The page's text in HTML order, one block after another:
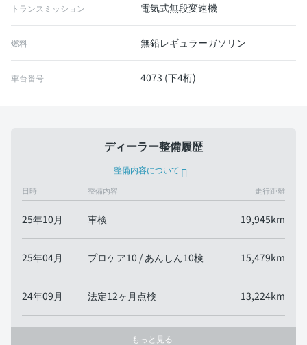
トランスミッション 電気式無段変速機
燃料 無鉛レギュラーガソリン
車台番号 4073 (下4桁)
ディーラー整備履歴
整備内容について
日時 整備内容 走行距離
25年10月 車検 19,945km
25年04月 プロケア10 / あんしん10検 15,479km
24年09月 法定12ヶ月点検 13,224km
もっと見る